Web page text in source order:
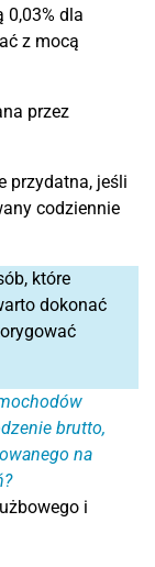
0,03% dla
z mocą
przez
przydatna, jeśli
codziennie
które
dokonać
brutto,
na
i